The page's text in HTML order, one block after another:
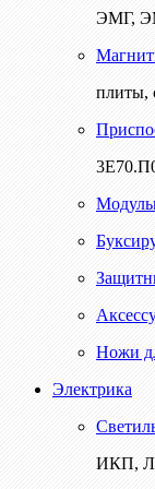
ЭМГ,
плиты,
Ножи
Электрика
ИКП,